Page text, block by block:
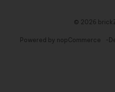
© 2026
Powered by nopCommerce